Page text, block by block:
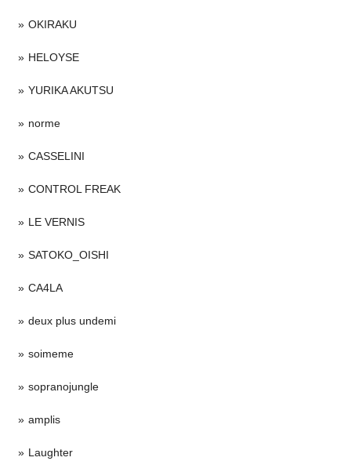
OKIRAKU
HELOYSE
YURIKA AKUTSU
norme
CASSELINI
CONTROL FREAK
LE VERNIS
SATOKO_OISHI
CA4LA
deux plus undemi
soimeme
sopranojungle
amplis
Laughter